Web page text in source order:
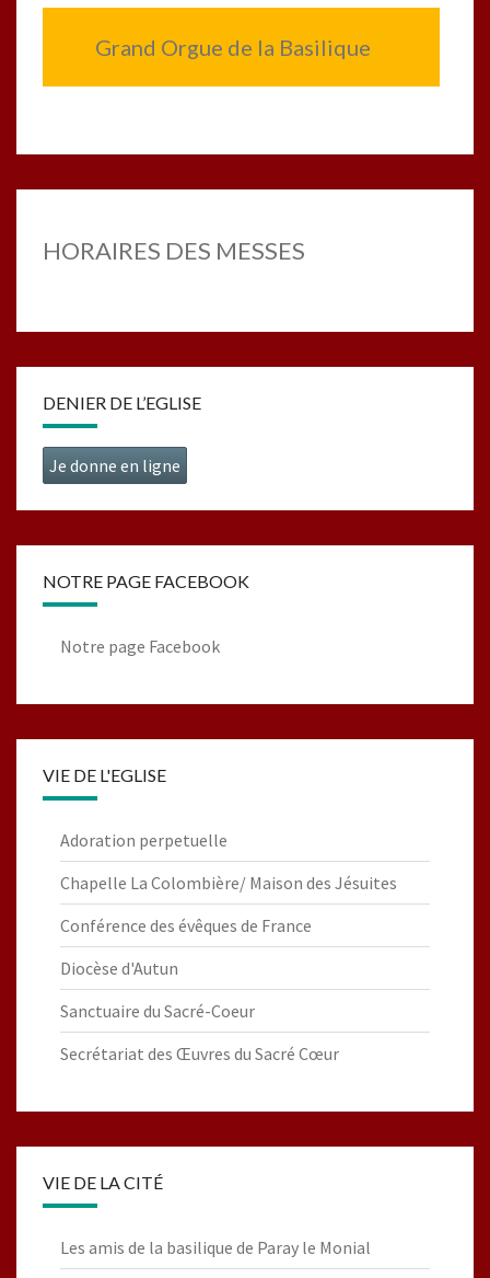
Grand Orgue de la Basilique
HORAIRES DES MESSES
DENIER DE L’EGLISE
Je donne en ligne
NOTRE PAGE FACEBOOK
Notre page Facebook
VIE DE L'EGLISE
Adoration perpetuelle
Chapelle La Colombière/ Maison des Jésuites
Conférence des évêques de France
Diocèse d'Autun
Sanctuaire du Sacré-Coeur
Secrétariat des Œuvres du Sacré Cœur
VIE DE LA CITÉ
Les amis de la basilique de Paray le Monial